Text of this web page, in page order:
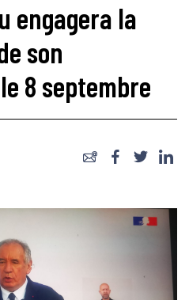
engagera la
son
8 septembre